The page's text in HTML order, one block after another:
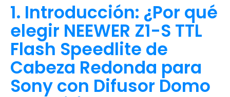
1. Introducción: ¿Por qué
elegir NEEWER Z1-S TTL
Flash Speedlite de
Cabeza Redonda para
Sony con Difusor Domo